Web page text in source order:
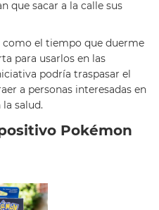
que sacar a la calle sus
como el tiempo que duerme
para usarlos en las
podría traspasar el
a personas interesadas en
salud.
Pokémon